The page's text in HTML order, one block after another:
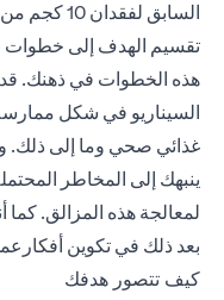
السابق
تقسيم الهدف إلى خطوات
هذه الخطوات في ذهنك. قد
السيناريو في شكل
غذائي صحي وما إلى ذلك.
ينبهك إلى المخاطر
لمعالجة هذه المزالق. كما
بعد ذلك في تكوين
كيف تتصور هدفك